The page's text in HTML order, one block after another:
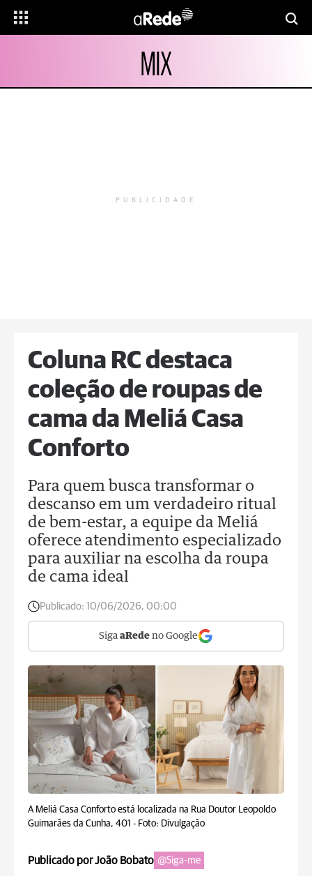
MIX
PUBLICIDADE
Coluna RC destaca
coleção de roupas de
cama da Meliá Casa
Conforto
Para quem busca transformar o
descanso em um verdadeiro ritual
de bem-estar, a equipe da Meliá
oferece atendimento especializado
para auxiliar na escolha da roupa
de cama ideal
Publicado: 10/06/2026, 00:00
Siga aRede no Google
A Meliá Casa Conforto está localizada na Rua Doutor Leopoldo
Guimarães da Cunha, 401 - Foto: Divulgação
Publicado por João Bobato @Siga-me